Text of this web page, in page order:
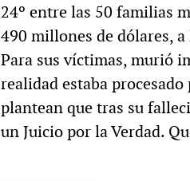
24º entre las 50 familias
490 millones de dólares,
Para sus víctimas, murió
realidad estaba
plantean que tras su
un Juicio por la Verdad.